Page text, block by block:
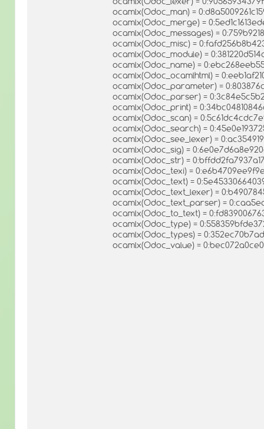
ocamlx(Odoc_man) =
ocamlx(Odoc_merge) =
ocamlx(Odoc_messages) =
ocamlx(Odoc_misc) =
ocamlx(Odoc_module) =
ocamlx(Odoc_name) =
ocamlx(Odoc_ocamlhtml) =
ocamlx(Odoc_parameter) =
ocamlx(Odoc_parser) =
ocamlx(Odoc_print) =
ocamlx(Odoc_scan) =
ocamlx(Odoc_search) =
ocamlx(Odoc_see_lexer) =
ocamlx(Odoc_sig) =
ocamlx(Odoc_str) =
ocamlx(Odoc_texi) =
ocamlx(Odoc_text) =
ocamlx(Odoc_text_lexer) =
ocamlx(Odoc_text_parser) =
ocamlx(Odoc_to_text) =
ocamlx(Odoc_type) =
ocamlx(Odoc_types) =
ocamlx(Odoc_value) =